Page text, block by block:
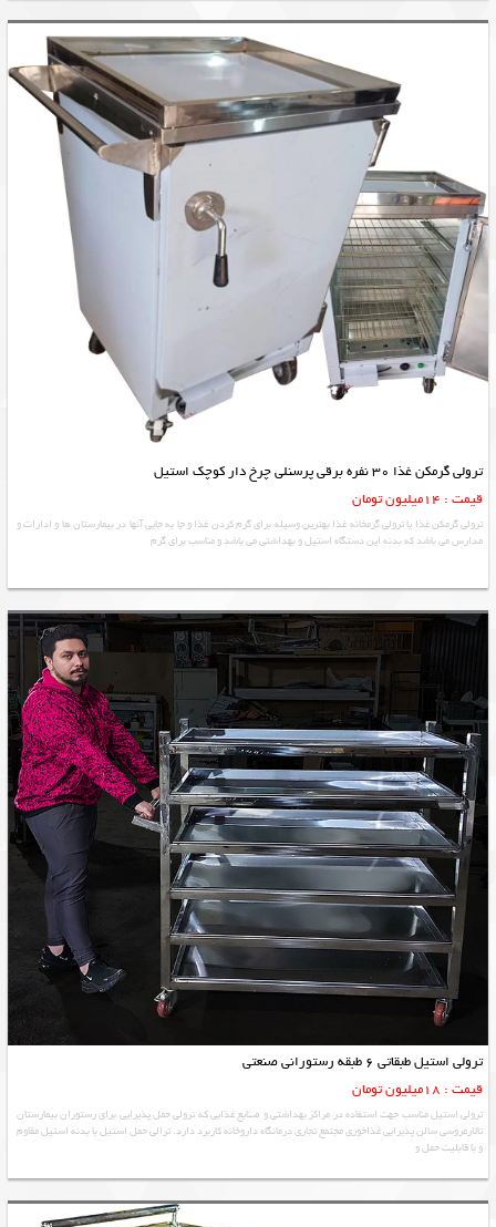
ترولی گرمکن غذا 30 نفره برقی پرسنلی چرخ دار کوچک استیل
قیمت : 14میلیون تومان
ترولی گرمکن غذا یا ترولی گرمخانه غذا بهترین وسیله برای گرم کردن غذا و جا به جایی آنها در بیمارستان ها و ادارات و
مدارس می باشد که بدنه این دستگاه استیل و بهداشتی می باشد و مناسب برای گرم
ترولی استیل طبقاتی 6 طبقه رستورانی صنعتی
قیمت : 18میلیون تومان
ترولی استیل مناسب جهت استفاده در مراکز بهداشتی و صنایع غذایی که ترولی حمل پذیرایی برای رستوران بیمارستان
تالارعروسی سالن پذیرایی غذاخوری مجتمع تجاری درمانگاه داروخانه کاربرد دارد. ترالی حمل استیل با بدنه استیل مقاوم
و با قابلیت حمل و